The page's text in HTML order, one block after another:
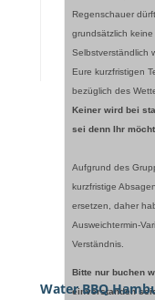
Regenschauer
grundsätzlich
Selbstverständlich
Eure kurzfristigen
bezüglich des
Keiner wird bei
sei denn Ihr
Aufgrund des
kurzfristige
ersetzen, daher
Ausweichtermin-
Verständnis.
Bitte nur buchen
einverstanden
Water BBQ